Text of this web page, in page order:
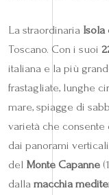
La straordinaria Isola
Toscano. Con i suoi
italiana e la più
frastagliate, lunghe
mare, spiagge di
varietà che consente
dai panorami
del Monte Capanne
dalla macchia